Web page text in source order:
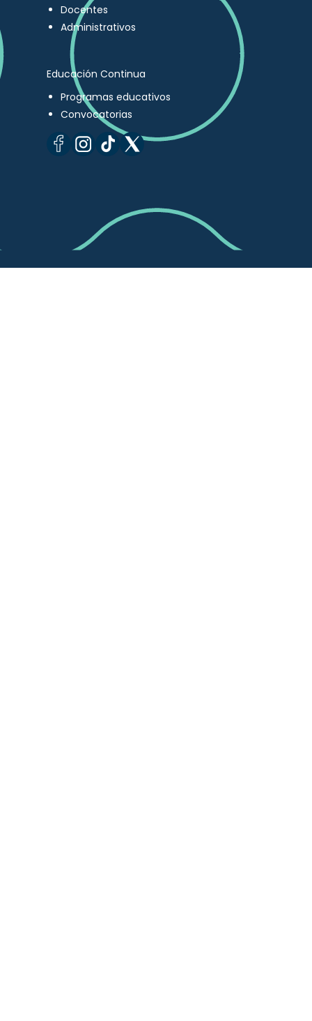
Docentes
Administrativos
Educación Continua
Programas educativos
Convocatorias